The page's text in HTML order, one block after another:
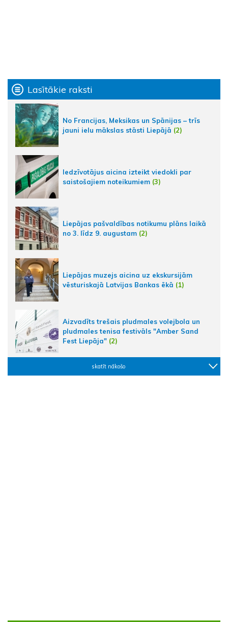
Lasītākie raksti
No Francijas, Meksikas un Spānijas – trīs
jauni ielu mākslas stāsti Liepājā (2)
Iedzīvotājus aicina izteikt viedokli par
saistošajiem noteikumiem (3)
Liepājas pašvaldības notikumu plāns laikā
no 3. līdz 9. augustam (2)
Liepājas muzejs aicina uz ekskursijām
vēsturiskajā Latvijas Bankas ēkā (1)
Aizvadīts trešais pludmales volejbola un
pludmales tenisa festivāls "Amber Sand
Fest Liepāja" (2)
skatīt nākošo